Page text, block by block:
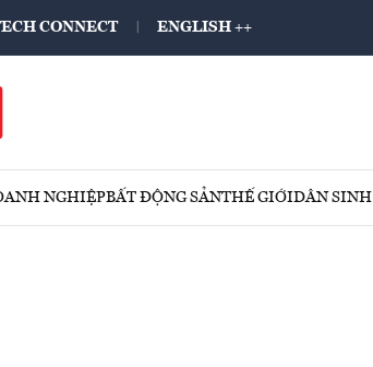
CONNECT ENGLISH ++
NGHIỆPBẤT ĐỘNG SẢNTHẾ GIỚIDÂN SINH